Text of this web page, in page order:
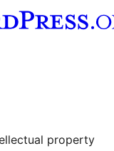
property